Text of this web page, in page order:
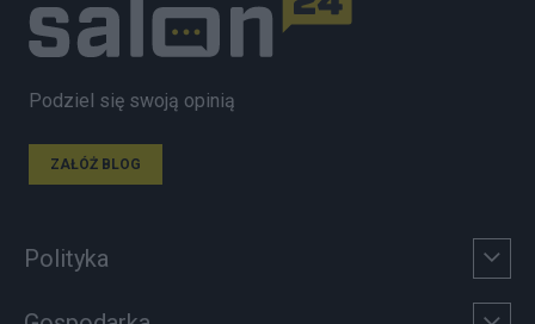
Podziel się swoją opinią
ZAŁÓŻ BLOG
Polityka